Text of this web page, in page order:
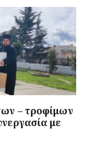
– τροφίμων
με